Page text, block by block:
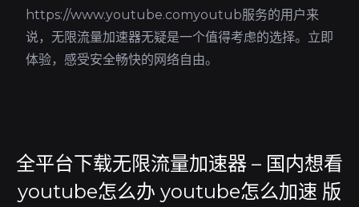
https://www.youtube.comyoutub服务的用户来
说，无限流量加速器无疑是一个值得考虑的选择。立即
体验，感受安全畅快的网络自由。
全平台下载无限流量加速器 – 国内想看
youtube怎么办 youtube怎么加速 版